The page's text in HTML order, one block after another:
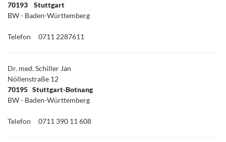
70193 Stuttgart
BW - Baden-Württemberg
Telefon 0711 2287611
Dr. med. Schiller Jan
Nöllenstraße 12
70195 Stuttgart-Botnang
BW - Baden-Württemberg
Telefon 0711 390 11 608